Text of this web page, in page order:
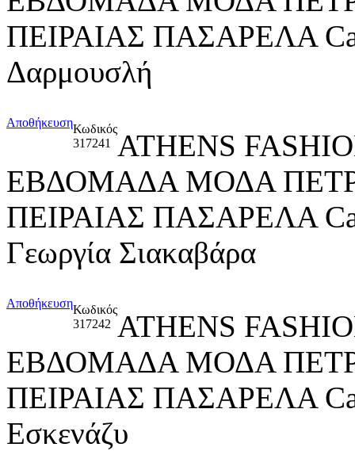
ΠΕΙΡΑΙΑΣ ΠΑΣΑΡΕΛΑ
Δαρμουσλή
ΑποθήκευσηΚωδικός
317241
ATHENS
ΕΒΔΟΜΑΔΑ ΜΟΔΑ
ΠΕΙΡΑΙΑΣ ΠΑΣΑΡΕΛΑ
Γεωργία Σιακαβάρα
ΑποθήκευσηΚωδικός
317242 ATHENS
ΕΒΔΟΜΑΔΑ ΜΟΔΑ
ΠΕΙΡΑΙΑΣ ΠΑΣΑΡΕΛΑ
Εσκενάζυ